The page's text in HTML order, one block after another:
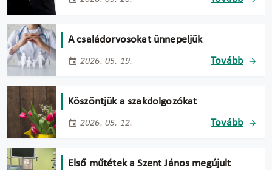
A családorvosokat ünnepeljük
2026. 05. 19. Tovább
Köszöntjük a szakdolgozókat
2026. 05. 12. Tovább
Első műtétek a Szent János megújult